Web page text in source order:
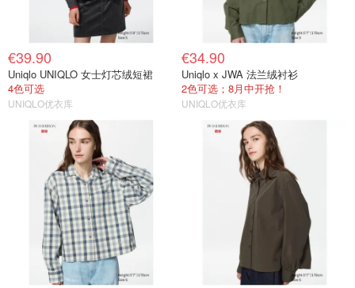
€39.90
Uniqlo UNIQLO 女士灯芯绒短裙
4色可选
UNIQLO优衣库
€34.90
Uniqlo x JWA 法兰绒衬衫
2色可选；8月中开抢！
UNIQLO优衣库